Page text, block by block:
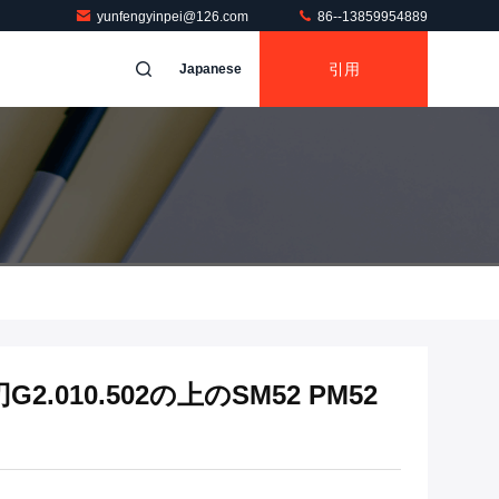
yunfengyinpei@126.com 86--13859954889
Japanese 引用
の上のSM52 PM52